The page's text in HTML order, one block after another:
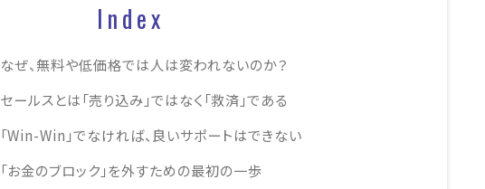
Index
なぜ、無料や低価格では人は変われないのか？
セールスとは「売り込み」ではなく「救済」である
「Win-Win」でなければ、良いサポートはできない
「お金のブロック」を外すための最初の一歩